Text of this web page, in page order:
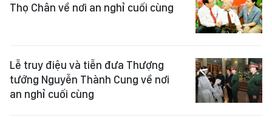
Thọ Chân về nơi an nghỉ cuối cùng
Lễ truy điệu và tiễn đưa Thượng
tướng Nguyễn Thành Cung về nơi
an nghỉ cuối cùng